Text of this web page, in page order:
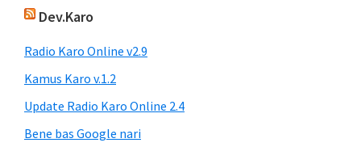
Dev.Karo
Radio Karo Online v2.9
Kamus Karo v.1.2
Update Radio Karo Online 2.4
Bene bas Google nari